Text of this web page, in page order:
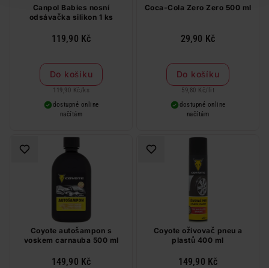
Canpol Babies nosní
odsávačka silikon 1 ks
119,90 Kč
Do košíku
119,90 Kč / ks
dostupné online
načítám
Coca-Cola Zero Zero 500 ml
29,90 Kč
Do košíku
59,80 Kč/ lit
dostupné online
načítám
Coyote autošampon s
voskem carnauba 500 ml
149,90 Kč
Coyote oživovač pneu a
plastů 400 ml
149,90 Kč